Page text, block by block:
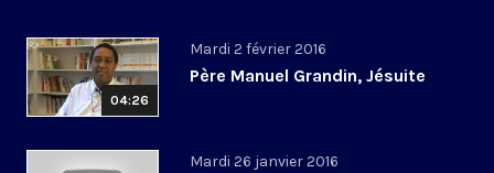
04:26
Mardi 2 février 2016
Père Manuel Grandin, Jésuite
Mardi 26 janvier 2016